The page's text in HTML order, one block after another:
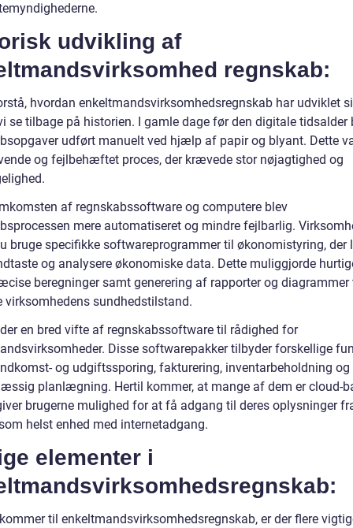
udvikling af
regnskab:
hvordan enkeltmandsvirksomhedsregnskab har udviklet
se tilbage på historien. I gamle dage før den digitale tidsalder
udført manuelt ved hjælp af papir og blyant. Dette
og fejlbehæftet proces, der krævede stor nøjagtighed og
af regnskabssoftware og computere blev
mere automatiseret og mindre fejlbarlig.
bruge specifikke softwareprogrammer til økonomistyring, der
og analysere økonomiske data. Dette muliggjorde
beregninger samt generering af rapporter og diagrammer
virksomhedens sundhedstilstand.
en bred vifte af regnskabssoftware til rådighed for
Disse softwarepakker tilbyder forskellige
og udgiftssporing, fakturering, inventarbeholdning og
planlægning. Hertil kommer, at mange af dem er cloud-
brugerne mulighed for at få adgang til deres oplysninger
helst enhed med internetadgang.
elementer i
til enkeltmandsvirksomhedsregnskab, er der flere